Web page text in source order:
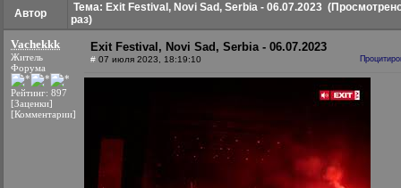
Автор Тема: Exit Festival, Novi Sad, Serbia - 06.07.2023
раз)
Vachekkk
Житель
Форума
Рейтинг: 897
[Заценки]
[Комментарии]
Exit Festival, Novi Sad, Serbia - 06.07.2023
# 07 июля 2023, 18:19:10